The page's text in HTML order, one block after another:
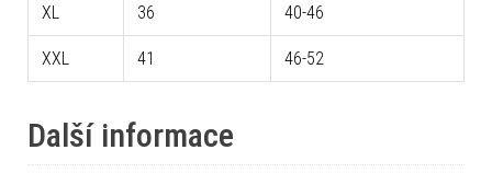
XL 36 40-46
XXL 41 46-52
Další informace